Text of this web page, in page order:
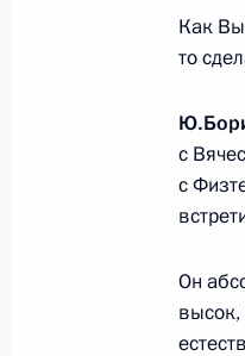
14
Как Вы
то
с
с
Он
высок,